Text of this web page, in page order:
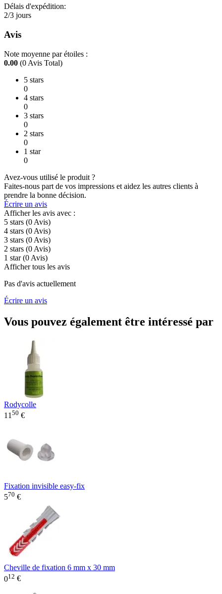
Délais d'expédition:
2/3 jours
Avis
Note moyenne par étoiles :
0.00 (0 Avis Total)
5 stars
0
4 stars
0
3 stars
0
2 stars
0
1 star
0
Avez-vous utilisé le produit ?
Faites-nous part de vos impressions et aidez les autres clients à
prendre la bonne décision.
Écrire un avis
Afficher les avis avec :
5 stars (0 Avis)
4 stars (0 Avis)
3 stars (0 Avis)
2 stars (0 Avis)
1 star (0 Avis)
Afficher tous les avis
Pas d'avis actuellement
Écrire un avis
Vous pouvez également être intéressé par
Rodycolle
11 50 €
Fixation invisible easy-fix
570 €
Cheville de fixation 6 mm x 30 mm
012 €